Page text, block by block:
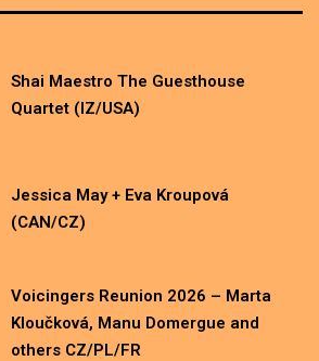
Shai Maestro The Guesthouse
Quartet (IZ/USA)
Jessica May + Eva Kroupová
(CAN/CZ)
Voicingers Reunion 2026 – Marta
Kloučková, Manu Domergue and
others CZ/PL/FR